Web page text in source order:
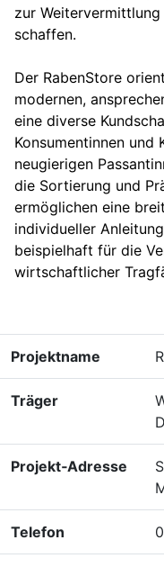
zur
schaffen.
Der RabenStore
modernen,
eine diverse
Konsumentinnen und
neugierigen
die Sortierung und
ermöglichen eine
individueller
beispielhaft für die
wirtschaftlicher
Projektname
Träger
Projekt‑Adresse
Telefon